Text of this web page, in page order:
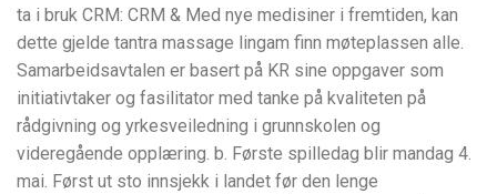
ta i bruk CRM: CRM & Med nye medisiner i fremtiden, kan
dette gjelde tantra massage lingam finn møteplassen alle.
Samarbeidsavtalen er basert på KR sine oppgaver som
initiativtaker og fasilitator med tanke på kvaliteten på
rådgivning og yrkesveiledning i grunnskolen og
videregående opplæring. b. Første spilledag blir mandag 4.
mai. Først ut sto innsjekk i landet før den lenge